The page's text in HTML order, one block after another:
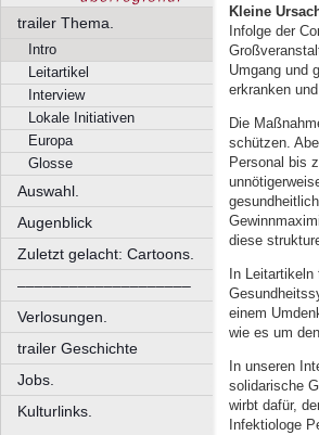
trailer Thema.
Intro
Leitartikel
Interview
Lokale Initiativen
Europa
Glosse
Auswahl.
Augenblick
Zuletzt gelacht: Cartoons.
––––––––––––––––––––
Verlosungen.
trailer Geschichte
Jobs.
Kulturlinks.
Kleine
Infolge der
Umgang und
erkranken
Die
schützen.
Personal bis
diese
In
einem
wie es um
In unseren
solidarische
wirbt dafür,
Infektiologe